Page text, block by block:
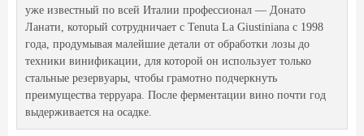
уже известный по всей Италии профессионал — Донато
Ланати, который сотрудничает с Tenuta La Giustiniana с 1998
года, продумывая малейшие детали от обработки лозы до
техники винификации, для которой он использует только
стальные резервуары, чтобы грамотно подчеркнуть
преимущества терруара. После ферментации вино почти год
выдерживается на осадке.